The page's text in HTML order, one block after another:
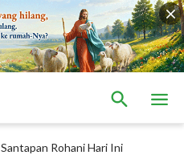
Santapan Rohani Hari Ini